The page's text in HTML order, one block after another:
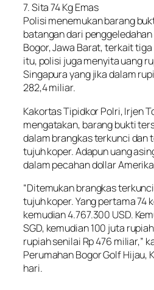
7. Sita 74 Kg Emas
Polisi menemukan barang
batangan dari
Bogor, Jawa Barat, terkait
itu, polisi juga menyita uang
Singapura yang jika dalam
282,4 miliar.
Kakortas Tipidkor Polri, Irjen
mengatakan, barang bukti
dalam brangkas terkunci dan
tujuh koper. Adapun uang
dalam pecahan dollar
“Ditemukan brangkas
tujuh koper. Yang pertama 74
kemudian 4.767.300 USD.
SGD, kemudian 100 juta
rupiah senilai Rp 476 miliar,”
Perumahan Bogor Golf
hari.